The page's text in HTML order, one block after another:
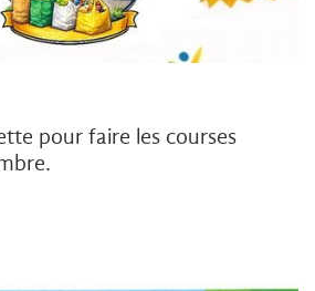
pour faire les courses